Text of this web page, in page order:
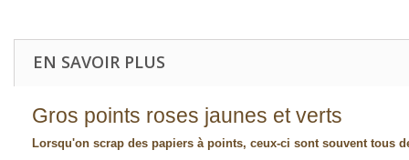
EN SAVOIR PLUS
Gros points roses jaunes et verts
Lorsqu'on scrap des papiers à points, ceux-ci sont souvent tous